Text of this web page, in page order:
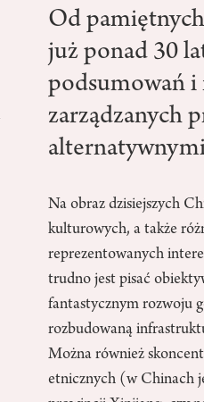
Od
już ponad 30
podsumowań i
zarządzanych
Na obraz dzisiejszych
kulturowych, a także
reprezentowanych
trudno jest pisać
fantastycznym rozwoju
rozbudowaną
Można również
etnicznych (w Chinach